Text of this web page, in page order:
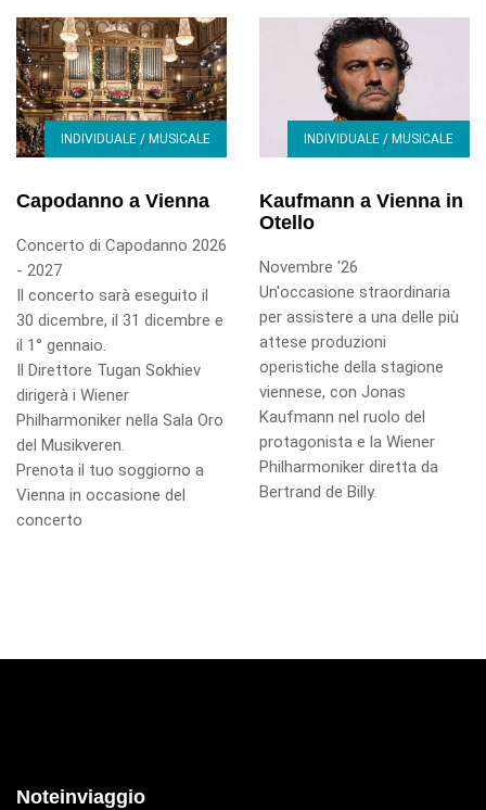
INDIVIDUALE / MUSICALE
Capodanno a Vienna
Concerto di Capodanno 2026
- 2027
Il concerto sarà eseguito il
30 dicembre, il 31 dicembre e
il 1° gennaio.
Il Direttore Tugan Sokhiev
dirigerà i Wiener
Philharmoniker nella Sala Oro
del Musikveren.
Prenota il tuo soggiorno a
Vienna in occasione del
concerto
INDIVIDUALE / MUSICALE
Kaufmann a Vienna in
Otello
Novembre '26
Un'occasione straordinaria
per assistere a una delle più
attese produzioni
operistiche della stagione
viennese, con Jonas
Kaufmann nel ruolo del
protagonista e la Wiener
Philharmoniker diretta da
Bertrand de Billy.
Noteinviaggio